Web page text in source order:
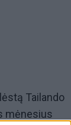
Tailando
mėnesius